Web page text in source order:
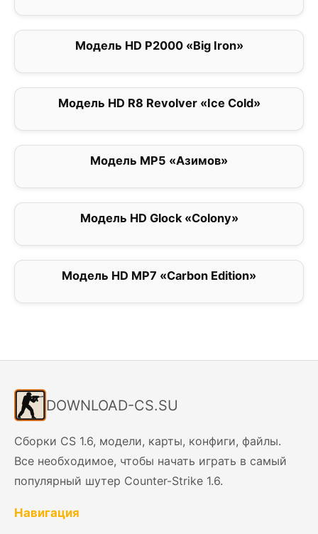
Модель HD P2000 «Big Iron»
Модель HD R8 Revolver «Ice Cold»
Модель MP5 «Азимов»
Модель HD Glock «Colony»
Модель HD MP7 «Carbon Edition»
DOWNLOAD-CS.SU
Сборки CS 1.6, модели, карты, конфиги, файлы.
Все необходимое, чтобы начать играть в самый
популярный шутер Counter-Strike 1.6.
Навигация